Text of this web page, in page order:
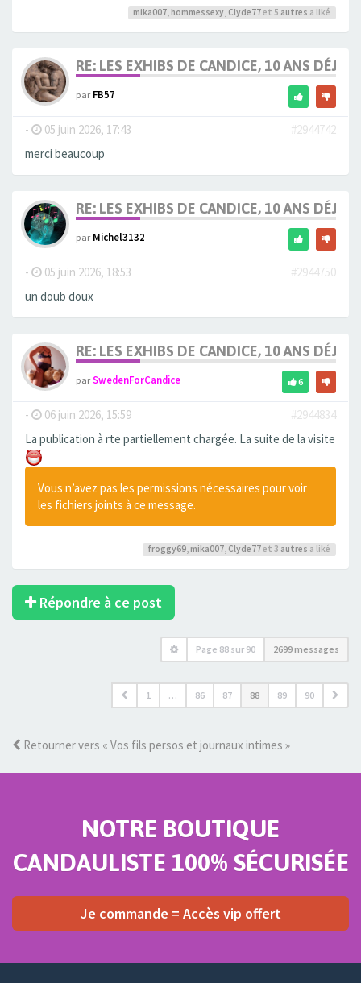
mika007, hommessexy, Clyde77et 5 autres a liké
RE: LES EXHIBS DE CANDICE, 10 ANS DÉJÀ,
parFB57
- 05 juin 2026, 17:43
#2944742
merci beaucoup
RE: LES EXHIBS DE CANDICE, 10 ANS DÉJÀ,
parMichel3132
- 05 juin 2026, 18:53
#2944750
un doub doux
RE: LES EXHIBS DE CANDICE, 10 ANS DÉJÀ,
parSwedenForCandice 6
- 06 juin 2026, 15:59
#2944834
La publication à rte partiellement chargée. La suite de la visite
Vous n’avez pas les permissions nécessaires pour voir
les fichiers joints à ce message.
froggy69, mika007, Clyde77et 3 autres a liké
Répondre à ce post
Page 88 sur 90 2699 messages
1 … 86 87 88 89 90
Retourner vers « Vos fils persos et journaux intimes »
NOTRE BOUTIQUE
CANDAULISTE 100% SÉCURISÉE
Je commande = Accès vip offert